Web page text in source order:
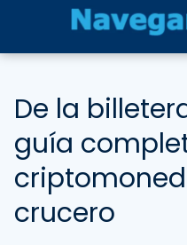
De la
guía
crucero